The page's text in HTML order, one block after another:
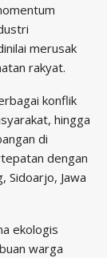
merusak
rakyat.
konflik
hingga
di
dengan
Sidoarjo, Jawa
ekologis
warga